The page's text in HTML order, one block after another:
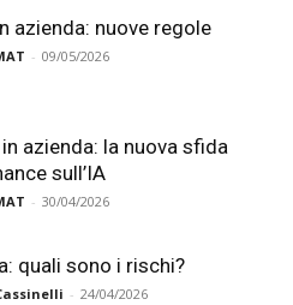
azienda: nuove regole
- 09/05/2026
azienda: la nuova sfida
sull’IA
- 30/04/2026
quali sono i rischi?
- 24/04/2026